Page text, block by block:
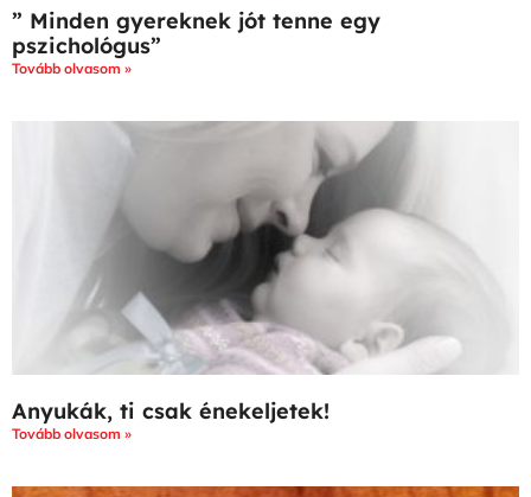
” Minden gyereknek jót tenne egy
pszichológus”
Tovább olvasom »
Anyukák, ti csak énekeljetek!
Tovább olvasom »